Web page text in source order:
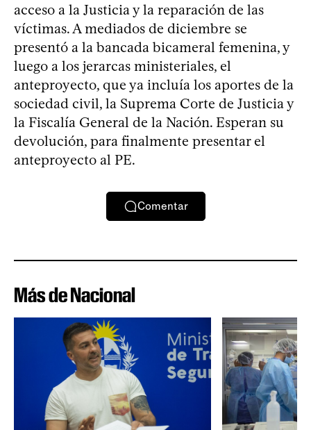
acceso a la Justicia y la reparación de las
víctimas. A mediados de diciembre se
presentó a la bancada bicameral femenina, y
luego a los jerarcas ministeriales, el
anteproyecto, que ya incluía los aportes de la
sociedad civil, la Suprema Corte de Justicia y
la Fiscalía General de la Nación. Esperan su
devolución, para finalmente presentar el
anteproyecto al PE.
Comentar
Más de Nacional